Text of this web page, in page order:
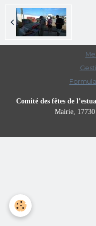
Comité des fêtes de
Mairie,